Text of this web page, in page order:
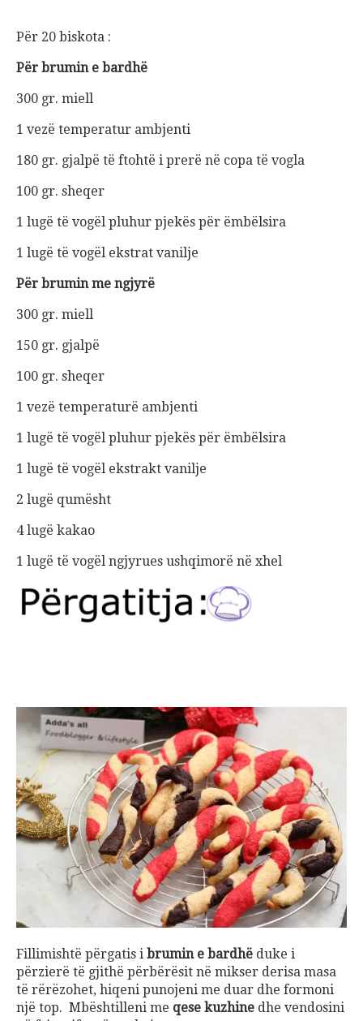
Për 20 biskota :
Për brumin e bardhë
300 gr. miell
1 vezë temperatur ambjenti
180 gr. gjalpë të ftohtë i prerë në copa të vogla
100 gr. sheqer
1 lugë të vogël pluhur pjekës për ëmbëlsira
1 lugë të vogël ekstrat vanilje
Për brumin me ngjyrë
300 gr. miell
150 gr. gjalpë
100 gr. sheqer
1 vezë temperaturë ambjenti
1 lugë të vogël pluhur pjekës për ëmbëlsira
1 lugë të vogël ekstrakt vanilje
2 lugë qumësht
4 lugë kakao
1 lugë të vogël ngjyrues ushqimorë në xhel
Fillimishtë përgatis i brumin e bardhë duke i
përzierë të gjithë përbërësit në mikser derisa masa
të rërëzohet, hiqeni punojeni me duar dhe formoni
një top. Mbështilleni me qese kuzhine dhe vendosini